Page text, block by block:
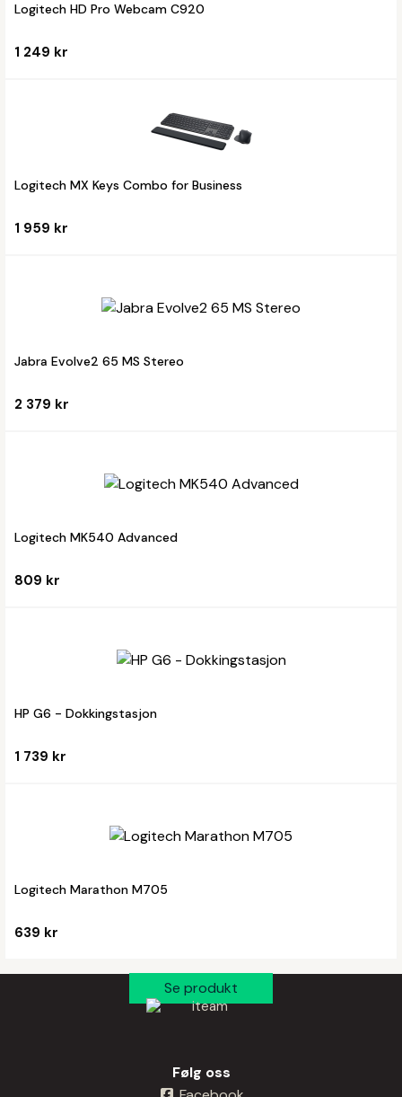
Logitech HD Pro Webcam C920
1 249 kr
Logitech MX Keys Combo for Business
1 959 kr
Jabra Evolve2 65 MS Stereo
2 379 kr
Logitech MK540 Advanced
809 kr
HP G6 - Dokkingstasjon
1 739 kr
Logitech Marathon M705
639 kr
Følg oss